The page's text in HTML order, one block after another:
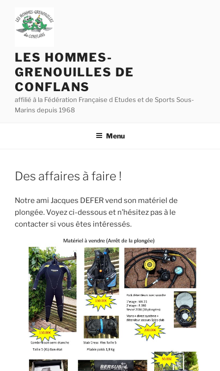
contenu
principal
LES HOMMES-
GRENOUILLES DE
CONFLANS
affilié à la Fédération Française d Etudes et de Sports Sous-
Marins depuis 1968
Menu
Des affaires à faire !
Notre ami Jacques DEFER vend son matériel de
plongée. Voyez ci-dessous et n’hésitez pas à le
contacter si vous êtes intéressés.